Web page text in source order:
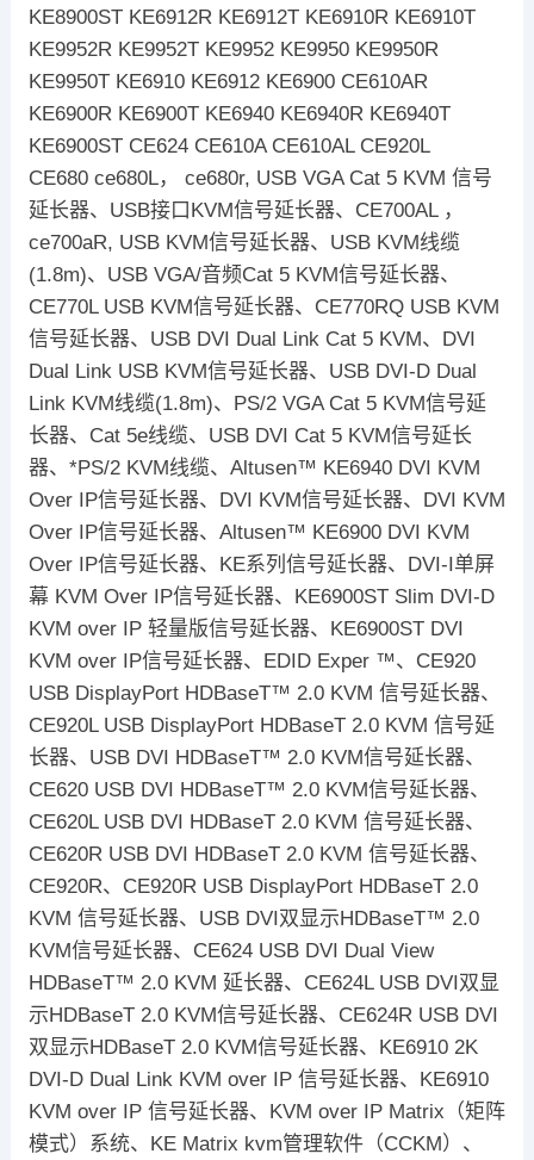
KE8900ST KE6912R KE6912T KE6910R KE6910T
KE9952R KE9952T KE9952 KE9950 KE9950R
KE9950T KE6910 KE6912 KE6900 CE610AR
KE6900R KE6900T KE6940 KE6940R KE6940T
KE6900ST CE624 CE610A CE610AL CE920L
CE680 ce680L， ce680r, USB VGA Cat 5 KVM 信号
延长器、USB接口KVM信号延长器、CE700AL ，
ce700aR, USB KVM信号延长器、USB KVM线缆
(1.8m)、USB VGA/音频Cat 5 KVM信号延长器、
CE770L USB KVM信号延长器、CE770RQ USB KVM
信号延长器、USB DVI Dual Link Cat 5 KVM、DVI
Dual Link USB KVM信号延长器、USB DVI-D Dual
Link KVM线缆(1.8m)、PS/2 VGA Cat 5 KVM信号延
长器、Cat 5e线缆、USB DVI Cat 5 KVM信号延长
器、*PS/2 KVM线缆、Altusen™ KE6940 DVI KVM
Over IP信号延长器、DVI KVM信号延长器、DVI KVM
Over IP信号延长器、Altusen™ KE6900 DVI KVM
Over IP信号延长器、KE系列信号延长器、DVI-I单屏
幕 KVM Over IP信号延长器、KE6900ST Slim DVI-D
KVM over IP 轻量版信号延长器、KE6900ST DVI
KVM over IP信号延长器、EDID Exper ™、CE920
USB DisplayPort HDBaseT™ 2.0 KVM 信号延长器、
CE920L USB DisplayPort HDBaseT 2.0 KVM 信号延
长器、USB DVI HDBaseT™ 2.0 KVM信号延长器、
CE620 USB DVI HDBaseT™ 2.0 KVM信号延长器、
CE620L USB DVI HDBaseT 2.0 KVM 信号延长器、
CE620R USB DVI HDBaseT 2.0 KVM 信号延长器、
CE920R、CE920R USB DisplayPort HDBaseT 2.0
KVM 信号延长器、USB DVI双显示HDBaseT™ 2.0
KVM信号延长器、CE624 USB DVI Dual View
HDBaseT™ 2.0 KVM 延长器、CE624L USB DVI双显
示HDBaseT 2.0 KVM信号延长器、CE624R USB DVI
双显示HDBaseT 2.0 KVM信号延长器、KE6910 2K
DVI-D Dual Link KVM over IP 信号延长器、KE6910
KVM over IP 信号延长器、KVM over IP Matrix（矩阵
模式）系统、KE Matrix kvm管理软件（CCKM）、